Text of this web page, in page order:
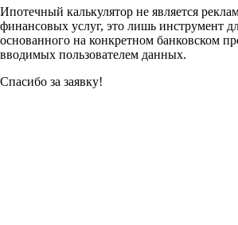
Ипотечный калькулятор не является
финансовых услуг, это лишь инструмент
основанного на конкретном банковском
вводимых пользователем данных.
Спасибо за заявку!